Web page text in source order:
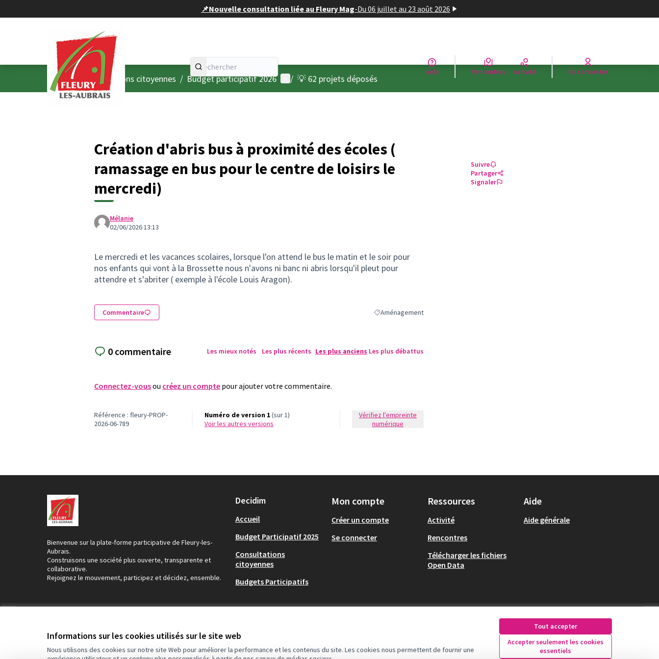
Informations sur les cookies utilisés sur le site web
Nous utilisons des cookies sur notre site Web pour améliorer la performance et les contenus du site. Les cookies nous permettent de fournir une
Tout accepter
Accepter seulement les cookies
essentiels
📌Nouvelle consultation liée au Fleury Mag-Du 06 juillet au 23 août 2026
Aide Rencontres Activité Se connecter
AccueilMenu principal
/ Consultations citoyennes / Budget participatif 2026 Menu utilisateur
/ 💡 62 projets déposés
Création d'abris bus à proximité des écoles (
ramassage en bus pour le centre de loisirs le
mercredi)
Mélanie
02/06/2026 13:13
Le mercredi et les vacances scolaires, lorsque l'on attend le bus le matin et le soir pour
nos enfants qui vont à la Brossette nous n'avons ni banc ni abris lorsqu'il pleut pour
attendre et s'abriter ( exemple à l'école Louis Aragon).
Commentaire Filtrer les résultats de la catégorie : Aménagement
Aménagement
Suivre
Partager
Signaler
0 commentaire Les mieux notés Les plus récents Les plus anciens Les plus débattus
Connectez-vousou créez un compte pour ajouter votre commentaire.
Référence : fleury-PROP-
2026-06-789
Numéro de version 1(sur 1)
voir les autres versions
Vérifiez l'empreinte
numérique
Bienvenue sur la plate-forme participative de Fleury-les-
Aubrais.
Construisons une société plus ouverte, transparente et
collaborative.
Rejoignez le mouvement, participez et décidez, ensemble.
Decidim
Accueil
Budget Participatif 2025
Consultations
citoyennes
Budgets Participatifs
Mon compte
Créer un compte
Se connecter
Ressources
Activité
Rencontres
Télécharger les fichiers
Open Data
Aide
Aide générale